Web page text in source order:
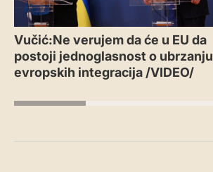
Vučić:Ne verujem da će u EU da
postoji jednoglasnost o ubrzanju
evropskih integracija /VIDEO/